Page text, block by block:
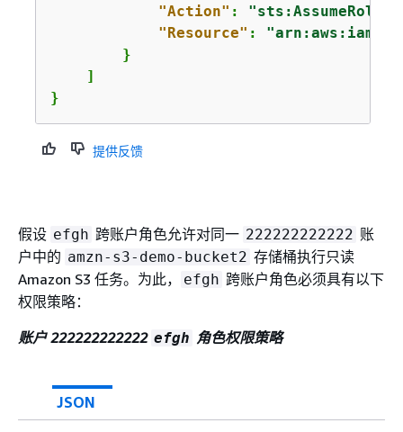
"Action" : "sts:AssumeRole"
"Resource" :
        }
    ]
}
提供反馈
假设 efgh 跨账户角色允许对同一 222222222222 账
户中的 amzn-s3-demo-bucket2 存储桶执行只读
Amazon S3 任务。为此，
efgh 跨账户角色必须具有以下
权限策略：
账户 222222222222 efgh 角色权限策略
JSON